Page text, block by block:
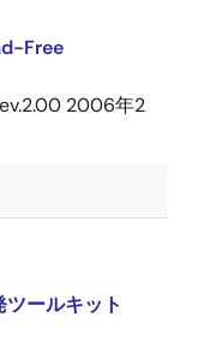
Free
2006年2
ツールキット